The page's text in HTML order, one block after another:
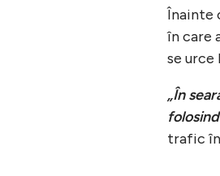
Înainte
în care
se urce
„În
trafic